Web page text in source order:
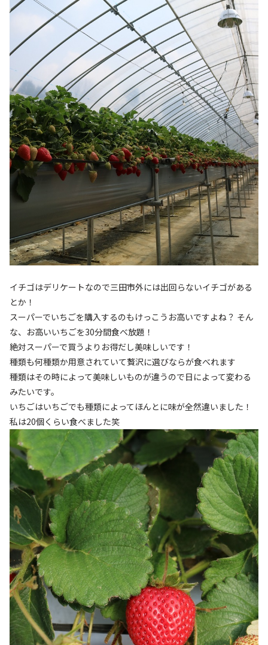
イチゴはデリケートなので三田市外には出回らないイチゴがある
とか！
スーパーでいちごを購入するのもけっこうお高いですよね？ そん
な、お高いいちごを30分間食べ放題！
絶対スーパーで買うよりお得だし美味しいです！
種類も何種類か用意されていて贅沢に選びならが食べれます
種類はその時によって美味しいものが違うので日によって変わる
みたいです。
いちごはいちごでも種類によってほんとに味が全然違いました！
私は20個くらい食べました笑